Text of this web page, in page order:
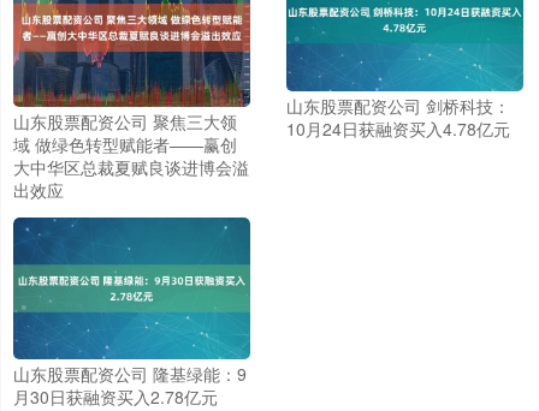
山东股票配资公司 聚焦三大领
域 做绿色转型赋能者——赢创
大中华区总裁夏赋良谈进博会溢
出效应
山东股票配资公司 剑桥科技：
10月24日获融资买入4.78亿元
山东股票配资公司 隆基绿能：9
月30日获融资买入2.78亿元